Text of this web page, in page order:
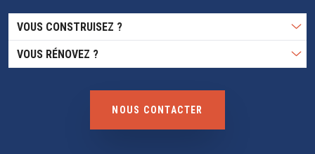
VOUS CONSTRUISEZ ?
VOUS RÉNOVEZ ?
NOUS CONTACTER